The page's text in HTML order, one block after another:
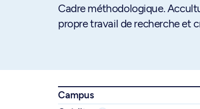
Cadre méthodologique.
propre travail de recherche et
Campus